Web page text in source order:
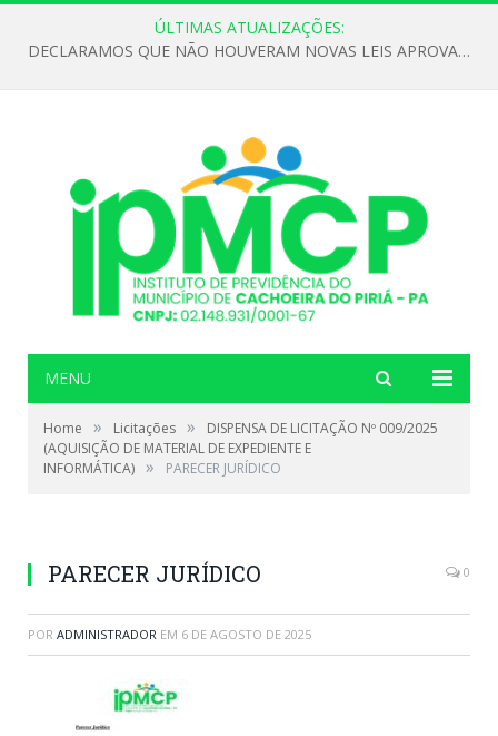
ÚLTIMAS ATUALIZAÇÕES:
DECLARAMOS QUE NÃO HOUVERAM NOVAS LEIS APROVADAS ATÉ O MOMENTO PARA O INSTITUTO DE PREVIDÊNCIA NO ANO DE 2026
MENU
Home » Licitações »
DISPENSA DE LICITAÇÃO Nº 009/2025
(AQUISIÇÃO DE MATERIAL DE EXPEDIENTE E
INFORMÁTICA) » PARECER JURÍDICO
PARECER JURÍDICO 0
POR ADMINISTRADOR EM 6 DE AGOSTO DE 2025